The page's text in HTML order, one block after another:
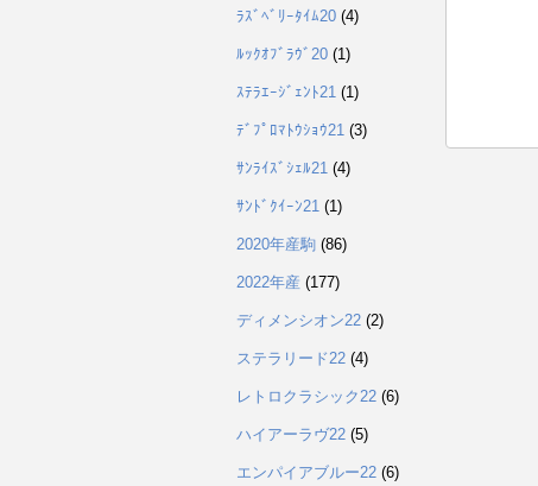
ﾗｽﾞﾍﾞﾘｰﾀｲﾑ20 (4)
ﾙｯｸｵﾌﾞﾗｳﾞ20 (1)
ｽﾃﾗｴｰｼﾞｪﾝﾄ21 (1)
ﾃﾞﾌﾟﾛﾏﾄｳｼｮｳ21 (3)
ｻﾝﾗｲｽﾞｼｪﾙ21 (4)
ｻﾝﾄﾞｸｲｰﾝ21 (1)
2020年産駒 (86)
2022年産 (177)
ディメンシオン22 (2)
ステラリード22 (4)
レトロクラシック22 (6)
ハイアーラヴ22 (5)
エンパイアブルー22 (6)